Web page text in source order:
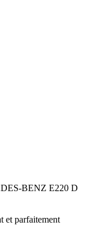
BENZ E220 D
et parfaitement